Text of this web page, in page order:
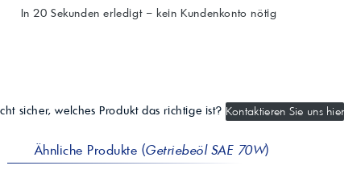
In 20 Sekunden erledigt – kein Kundenkonto nötig
sicher, welches Produkt das richtige ist? Kontaktieren Sie uns hier
Ähnliche Produkte (Getriebeöl SAE 70W)